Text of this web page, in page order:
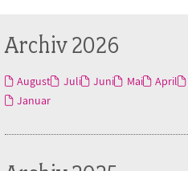
Archiv 2026
August Juli Juni Mai April
Januar